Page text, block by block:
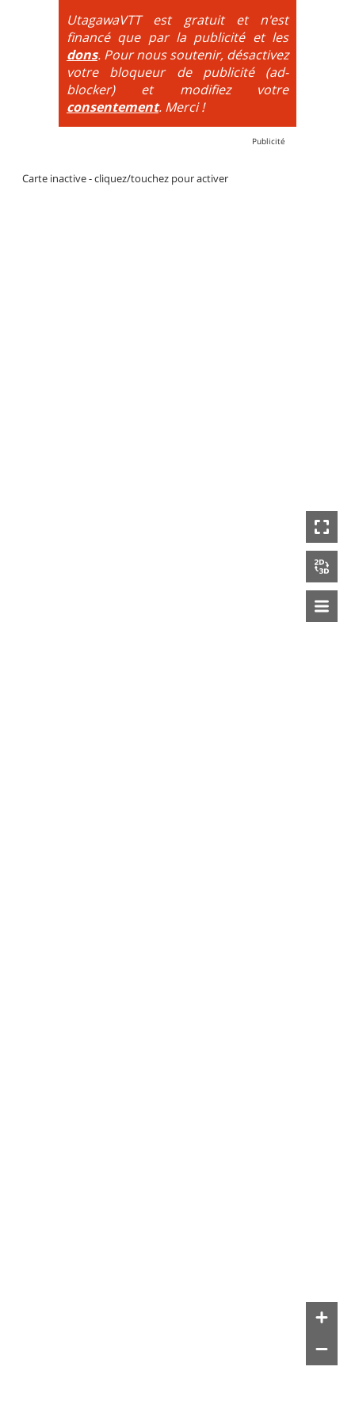
mécanique. La difficulté de la descente est indiquée
par des couleurs lorsqu'il s'agit de bikeparks. Vélo
tout suspendu et protections du corps obligatoires.
UtagawaVTT est gratuit et n'est
financé que par la publicité et les
dons. Pour nous soutenir, désactivez
votre bloqueur de publicité (ad-
blocker) et modifiez votre
consentement. Merci !